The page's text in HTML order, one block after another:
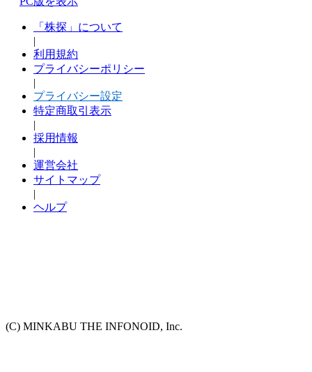
「株探」について
|
利用規約
プライバシーポリシー
|
プライバシー設定
特定商取引表示
|
採用情報
|
運営会社
サイトマップ
|
ヘルプ
(C) MINKABU THE INFONOID, Inc.